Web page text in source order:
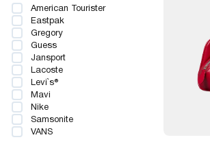
American Tourister
Eastpak
Gregory
Guess
Jansport
Lacoste
Levi`s®
Mavi
Nike
Samsonite
VANS